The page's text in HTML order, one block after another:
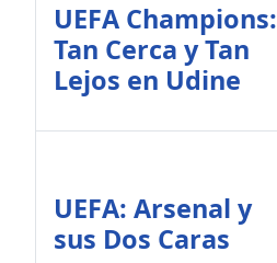
UEFA Champions:
Tan Cerca y Tan
Lejos en Udine
UEFA: Arsenal y
sus Dos Caras